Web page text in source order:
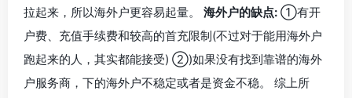
拉起来，所以海外户更容易起量。 海外户的缺点: ①有开
户费、充值手续费和较高的首充限制(不过对于能用海外户
跑起来的人，其实都能接受) ②)如果没有找到靠谱的海外
户服务商，下的海外户不稳定或者是资金不稳。 综上所